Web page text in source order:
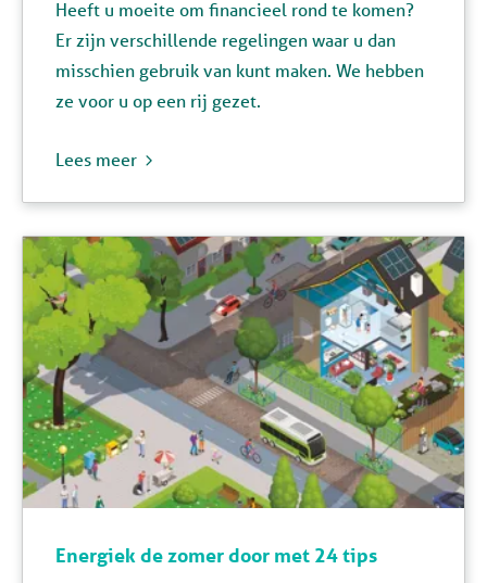
Heeft u moeite om financieel rond te komen?
Er zijn verschillende regelingen waar u dan
misschien gebruik van kunt maken. We hebben
ze voor u op een rij gezet.
Lees meer
Energiek de zomer door met 24 tips